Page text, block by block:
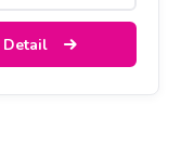
Detail